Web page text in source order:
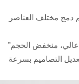
دمج مختلف العناصر
عالي، منخفض الحجم”
التصاميم بسرعة